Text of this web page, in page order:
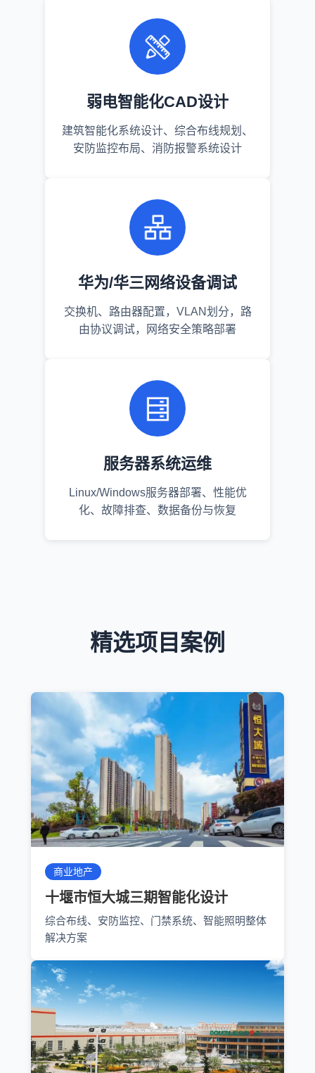
弱电智能化CAD设计
建筑智能化系统设计、综合布线规划、
安防监控布局、消防报警系统设计
华为/华三网络设备调试
交换机、路由器配置，VLAN划分，路
由协议调试，网络安全策略部署
服务器系统运维
Linux/Windows服务器部署、性能优
化、故障排查、数据备份与恢复
精选项目案例
商业地产
十堰市恒大城三期智能化设计
综合布线、安防监控、门禁系统、智能照明整体
解决方案